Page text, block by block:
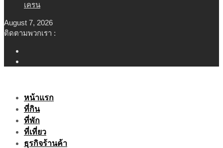
เครน
August 7, 2026
ติดตามพวกเรา :
หน้าแรก
ที่กิน
ที่พัก
ที่เที่ยว
ธุรกิจร้านค้า